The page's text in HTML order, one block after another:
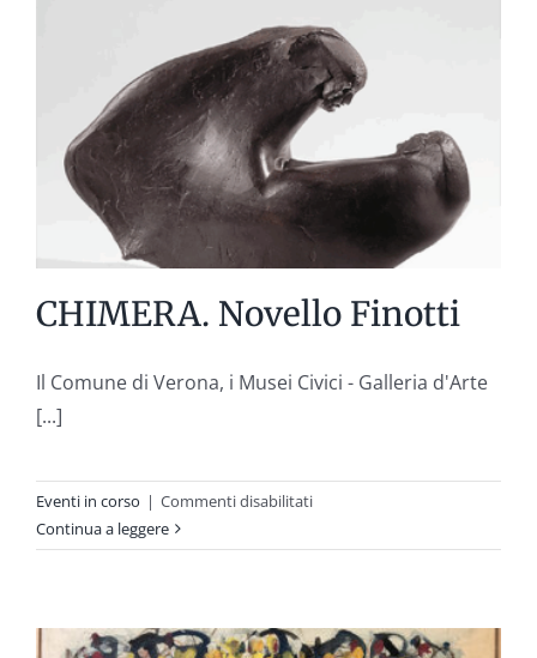
Vivila
con
arte
CHIMERA. Novello Finotti
Il Comune di Verona, i Musei Civici - Galleria d'Arte
[...]
Eventi in corso | Commenti disabilitatisu
Novello
Continua a leggere